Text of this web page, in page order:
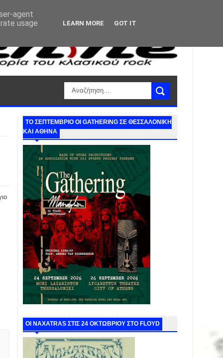
ΤΟ ΣΕΠΤΕΜΒΡΙΟ ΟΙ GATHERING ΣΕ ΘΕΣΣΑΛΟΝΙΚΗ
ΚΑΙ ΑΘΗΝΑ
ΟΙ NAXATRAS ΣΤΙΣ 24 ΟΚΤΩΒΡΙΟΥ ΣΤΟ FLOYD
agent
usage
LEARN MORE GOT IT